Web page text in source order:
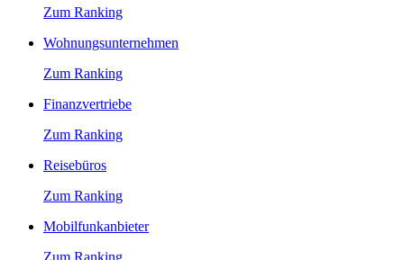
Zum Ranking
Wohnungsunternehmen
Zum Ranking
Finanzvertriebe
Zum Ranking
Reisebüros
Zum Ranking
Mobilfunkanbieter
Zum Ranking